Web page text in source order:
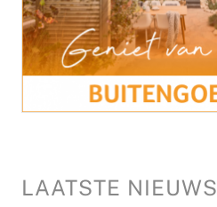
LAATSTE NIEUWS